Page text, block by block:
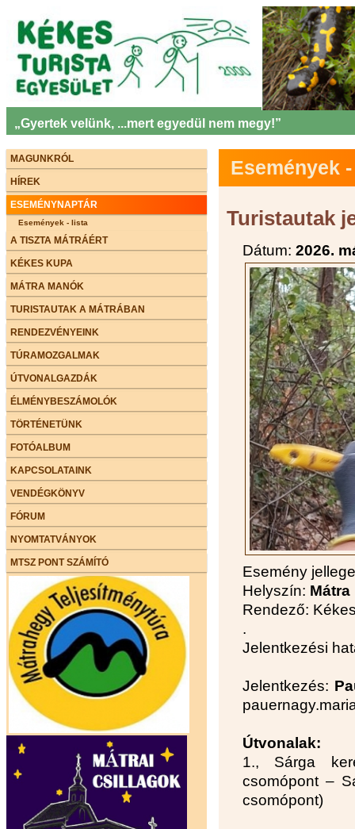
„Gyertek velünk, ...mert egyedül nem megy!”
MAGUNKRÓL
HÍREK
ESEMÉNYNAPTÁR
Események - lista
A TISZTA MÁTRÁÉRT
KÉKES KUPA
MÁTRA MANÓK
TURISTAUTAK A MÁTRÁBAN
RENDEZVÉNYEINK
TÚRAMOZGALMAK
ÚTVONALGAZDÁK
ÉLMÉNYBESZÁMOLÓK
TÖRTÉNETÜNK
FOTÓALBUM
KAPCSOLATAINK
VENDÉGKÖNYV
FÓRUM
NYOMTATVÁNYOK
MTSZ PONT SZÁMÍTÓ
Események
Turistautak
Dátum: 2026.
Esemény
Helyszín: Mátra
Rendező:
.
Jelentkezési
Jelentkezés:
Útvonalak:
1., Sárga
csomópont –
csomópont)